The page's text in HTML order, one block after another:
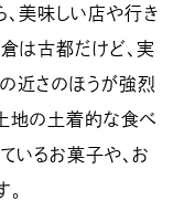
、美味しい店や行き
は古都だけど、実
近さのほうが強烈
地の土着的な食べ
いるお菓子や、お